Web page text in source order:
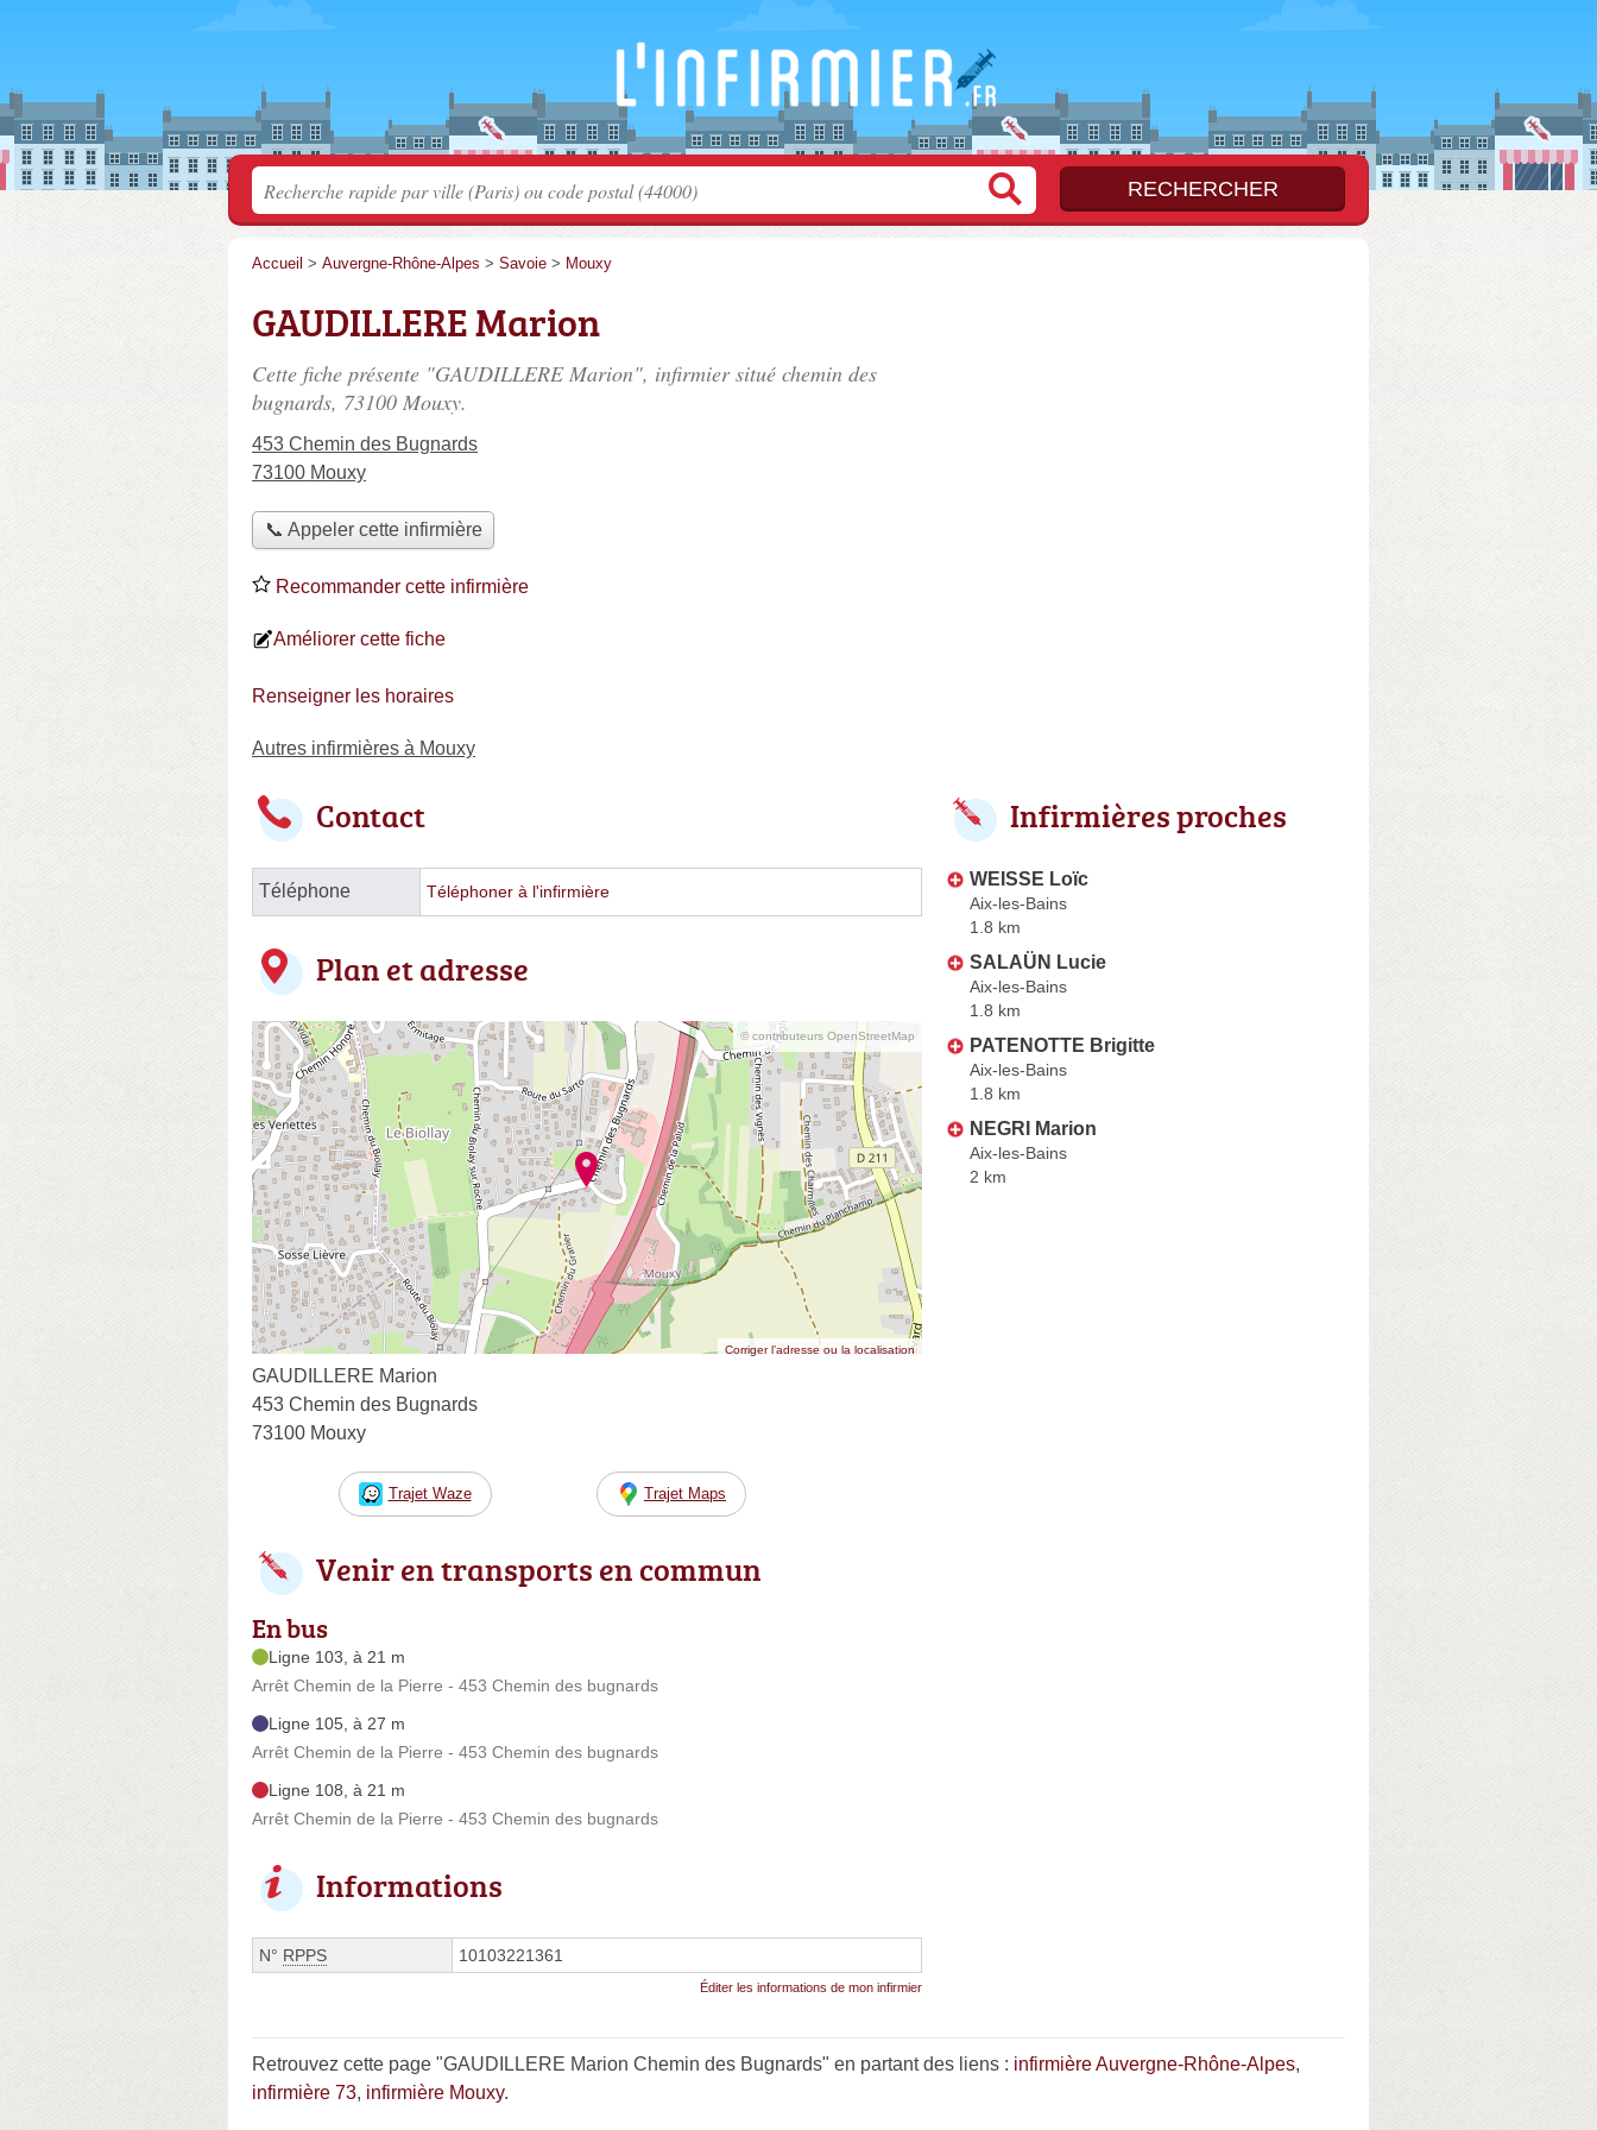
Accueil > Auvergne-Rhône-Alpes > Savoie > Mouxy
GAUDILLERE Marion
Cette fiche présente "GAUDILLERE Marion", infirmier situé chemin des
bugnards, 73100 Mouxy.
453 Chemin des Bugnards
73100 Mouxy
📞 Appeler cette infirmière
Recommander cette infirmière
Améliorer cette fiche
Renseigner les horaires
Autres infirmières à Mouxy
Contact
Téléphone Téléphoner à l'infirmière
Plan et adresse
© contributeurs OpenStreetMap
Corriger l’adresse ou la localisation
GAUDILLERE Marion
453 Chemin des Bugnards
73100 Mouxy
Trajet Waze Trajet Maps
Venir en transports en commun
En bus
Ligne 103, à 21 m
Arrêt Chemin de la Pierre - 453 Chemin des bugnards
Ligne 105, à 27 m
Arrêt Chemin de la Pierre - 453 Chemin des bugnards
Ligne 108, à 21 m
Arrêt Chemin de la Pierre - 453 Chemin des bugnards
Informations
N° RPPS 10103221361
Éditer les informations de mon infirmier
Infirmières proches
WEISSE Loïc
Aix-les-Bains
1.8 km
SALAÜN Lucie
Aix-les-Bains
1.8 km
PATENOTTE Brigitte
Aix-les-Bains
1.8 km
NEGRI Marion
Aix-les-Bains
2 km
Retrouvez cette page "GAUDILLERE Marion Chemin des Bugnards" en partant des liens : infirmière Auvergne-Rhône-Alpes,
infirmière 73, infirmière Mouxy.